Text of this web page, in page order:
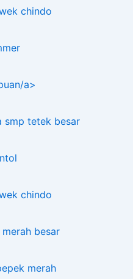
chindo
a>
smp tetek besar
chindo
besar
merah